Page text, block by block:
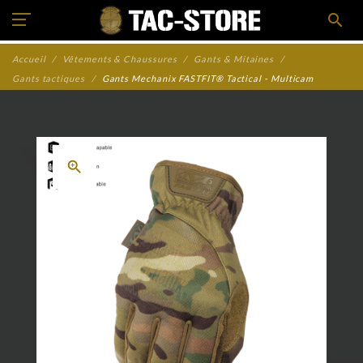
search
Accueil Vêtements & Chaussures
Gants & Mitaines
Gants tactiques
Gants Mechanix FASTFIT® Tactical - Multicam
zoom_in